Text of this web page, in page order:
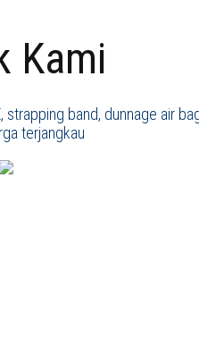
Kami
strapping band, dunnage air
terjangkau